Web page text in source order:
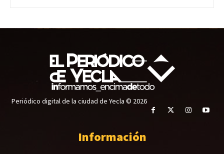
Periódico digital de la ciudad de Yecla © 2026
Información